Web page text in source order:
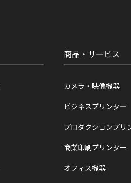
商品・サービス
カメラ・映像機器
ビジネスプリンタ―
プロダクションプ
商業印刷プリンター
オフィス機器